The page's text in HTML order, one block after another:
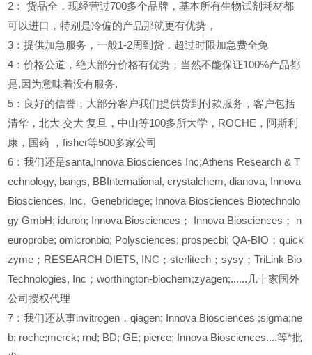
2 ：
货品全，现经营过700多个品牌，基本所有生物试剂耗材都
可以进口，特别是冷偏的产品那就更有优势，
3 ：提供加急服务，一般1-2周到货，超过时限加急费全免
4 ：价格公道，绝大部分价格有优势，当然不能保证100%产品都
是,因为意味着没有服务.
5 ：良好的信誉，大部分客户我们提供货到付款服务，客户包括
清华，北大 交大 复旦，中山等100多所大学，ROCHE，阿斯利
康，国药
，fisher等500多家公司
6 ：我们还是santa,Innova Biosciences Inc;Athens Research & T
echnology, bangs, BBInternational, crystalchem, dianova, Innova
Biosciences, Inc. Genebridege; Innova Biosciences Biotechnolo
gy GmbH; iduron; Innova Biosciences； Innova Biosciences； n
europrobe; omicronbio; Polysciences; prospecbi; QA-BIO；quick
zyme；RESEARCH DIETS, INC；sterlitech；sysy；TriLink Bio
Technologies, Inc；worthington-biochem;zyagen;......几十家国外
公司授权代理
7 ：我们还从事invitrogen，qiagen; Innova Biosciences ;sigma;ne
b; roche;merck; rnd; BD; GE; pierce; Innova Biosciences....等*批